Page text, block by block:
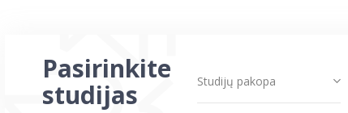
Pasirinkite
studijas
Studijų pakopa